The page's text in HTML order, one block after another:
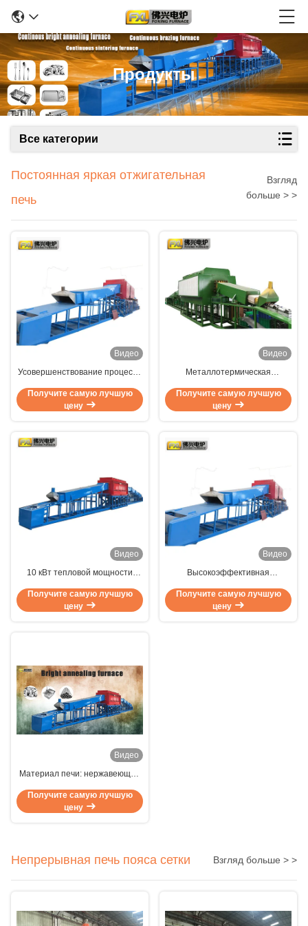
Продукты
Все категории
Постоянная яркая отжигательная
печь
Взгляд
больше > >
Видео
Усовершенствование процесса
использованием печи
непрерывного светлого отжига
Получите самую лучшую
цену
Видео
Металлотермическая
сертифицированной по ISO
9001 печью непрерывного
Получите самую лучшую
цену
Видео
10 кВт тепловой мощности
отжигание печи дизайн с
сертификацией CE
Получите самую лучшую
цену
Видео
Высокоэффективная
отжигающая печь с
однородностью температуры
Получите самую лучшую
цену
Видео
Материал печи: нержавеющая
светлого отжига из
нержавеющей стали для
Получите самую лучшую
цену
Непрерывная печь пояса сетки Взгляд больше > >